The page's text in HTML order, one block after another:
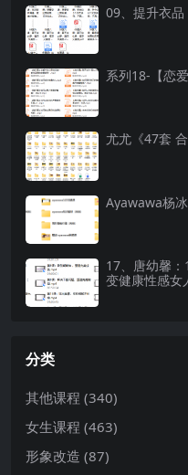
09、提升衣
系列18-【恋
尤尤《47套 合
Ayawawa杨
17、唐幼馨
变健康性感女
分类
其他课程 (340)
女生课程 (463)
形象改造 (87)